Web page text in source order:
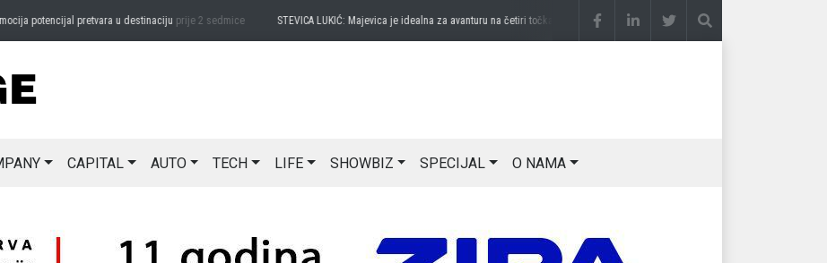
potencijal pretvara u destinacijuprije 2 sedmice STEVICA LUKIĆ: Majevica je idealna za avanturu na četiri točkaprije 2 sedmice DRAGAN OSTOJIĆ: Moj karakter je
CAPITAL AUTO TECH LIFE SHOWBIZ SPECIJAL O NAMA